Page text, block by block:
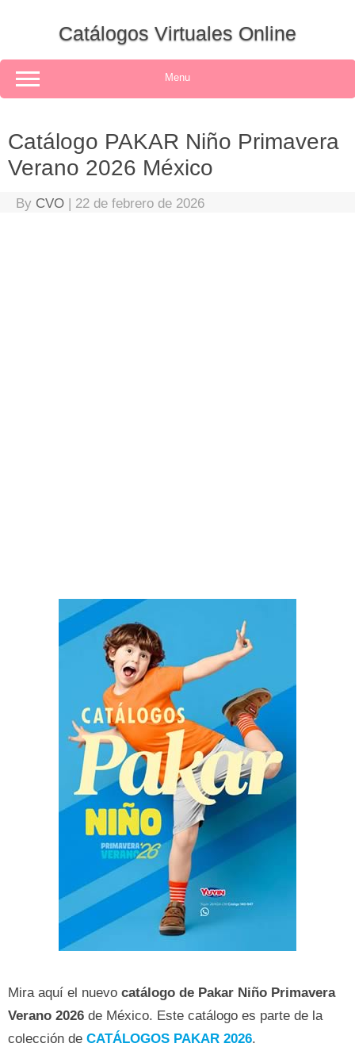
Catálogos Virtuales Online
Menu
Catálogo PAKAR Niño Primavera
Verano 2026 México
By CVO | 22 de febrero de 2026
Mira aquí el nuevo catálogo de Pakar Niño Primavera
Verano 2026 de México. Este catálogo es parte de la
colección de CATÁLOGOS PAKAR 2026.